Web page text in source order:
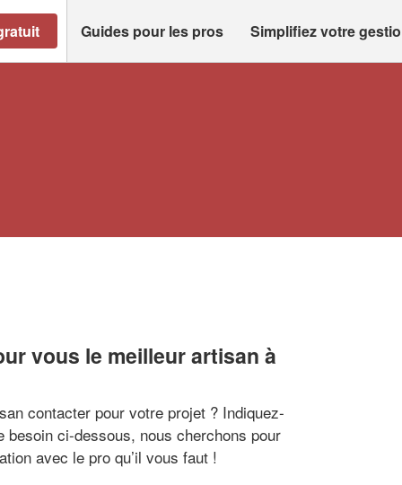
Guides pour les pros Simplifiez votre
vous le meilleur artisan à
contacter pour votre projet ? Indiquez-
besoin ci-dessous, nous cherchons pour
avec le pro qu’il vous faut !